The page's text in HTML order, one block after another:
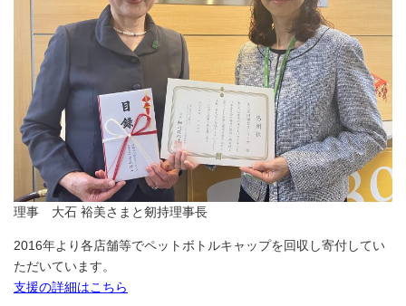
理事 大石 裕美さまと剱持理事長
2016年より各店舗等でペットボトルキャップを回収し寄付してい
ただいています。
支援の詳細はこちら